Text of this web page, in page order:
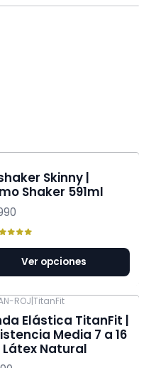
Skinny |
Shaker 591ml
Ver opciones
ROJ|TitanFit
Elástica TitanFit |
Media 7 a 16
Látex Natural